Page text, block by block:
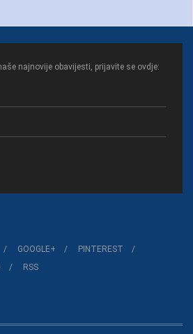
najnovije obavijesti, prijavite se ovdje:
GOOGLE+
PINTEREST
RSS